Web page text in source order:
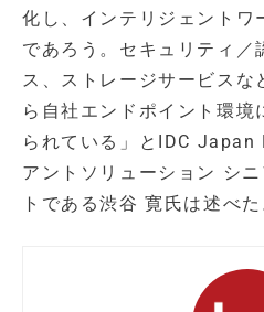
化し、インテリジェントワ
であろう。セキュリティ／
ス、ストレージサービスな
ら自社エンドポイント環境
られている」とIDC Japan
アントソリューション シ
トである渋谷 寛氏は述べた